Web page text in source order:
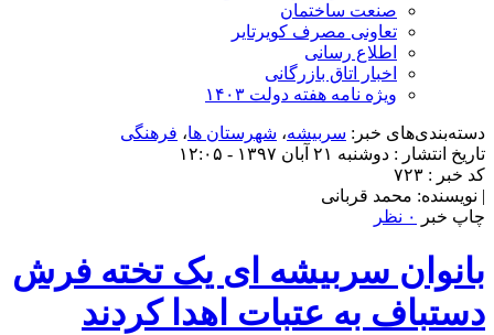
صنعت ساختمان
تعاونی مصرف کویرتایر
اطلاع رسانی
اخبار اتاق بازرگانی
ویژه نامه هفته دولت ۱۴۰۳
دسته‌بندی‌های خبر: سربیشه، شهرستان ها، فرهنگی
تاریخ انتشار : دوشنبه ۲۱ آبان ۱۳۹۷ - ۱۲:۰۵
کد خبر : ۷۲۳
| نویسنده: محمد قربانی
چاپ خبر
۰ نظر
بانوان سربیشه ای یک تخته فرش
دستباف به عتبات اهدا کردند